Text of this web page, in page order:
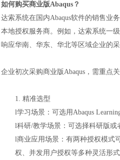
如何购买商业版Abaqus？
达索系统在国内Abaqus软件的销售业务
本地授权服务商。例如，达索系统一
响应华南、华东、华北等区域企业的
企业初次采购商业版Abaqus，需重点
1. 精准选型
l学习 场景：可选用Abaqus
l科研/教学场景：可选择科研版
l商业应用场景：有两种授权模式
权、并发用户授权等多种灵活形式